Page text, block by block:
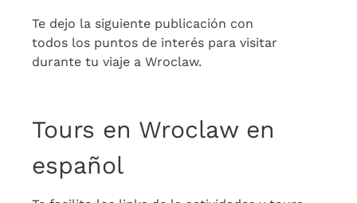
Te dejo la siguiente publicación con
todos los puntos de interés para visitar
durante tu viaje a Wroclaw.
Tours en Wroclaw en
español